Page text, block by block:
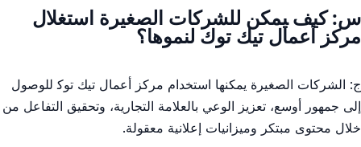
س:⁤ كيف ‍يمكن ⁣للشركات الصغيرة ​استغلال‌
مركز أعمال تيك ⁢توك ⁤لنموها؟
ج: الشركات الصغيرة يمكنها استخدام مركز أعمال تيك توك‍ للوصول
إلى جمهور أوسع، تعزيز الوعي⁤ بالعلامة‌ التجارية،⁢ وتحقيق التفاعل من⁢
خلال ⁣محتوى مبتكر⁢ وميزانيات​ إعلانية معقولة.